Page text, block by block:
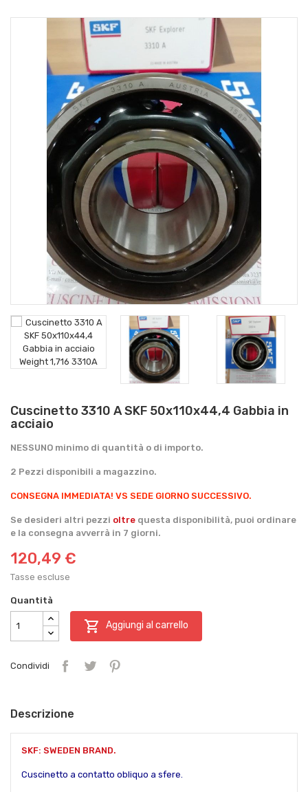
Cuscinetto 3310 A SKF 50x110x44,4 Gabbia in
acciaio
NESSUNO minimo di quantità o di importo.
2 Pezzi disponibili a magazzino.
CONSEGNA IMMEDIATA! VS SEDE GIORNO SUCCESSIVO.
Se desideri altri pezzi oltre questa disponibilità, puoi ordinare
e la consegna avverrà in 7 giorni.
120,49 €
Tasse escluse
Quantità
 Aggiungi al carrello
Condividi
Descrizione
SKF: SWEDEN BRAND.
Cuscinetto a contatto obliquo a sfere.